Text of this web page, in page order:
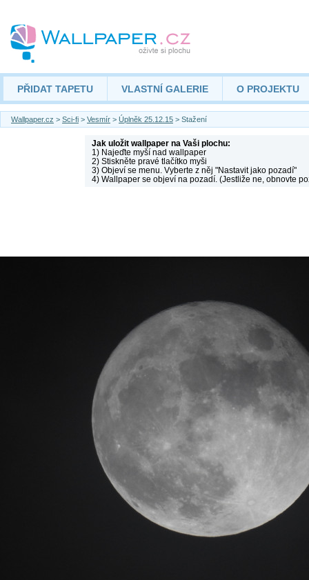
PŘIDAT TAPETU VLASTNÍ GALERIE O PROJEKTU
Wallpaper.cz > Sci-fi > Vesmír > Úplněk 25.12.15 > Stažení
Jak uložit wallpaper na Vaši plochu:
1) Najeďte myší nad wallpaper
2) Stiskněte pravé tlačítko myši
3) Objeví se menu. Vyberte z něj "Nastavit jako pozadí"
4) Wallpaper se objeví na pozadí. (Jestliže ne, obnovte